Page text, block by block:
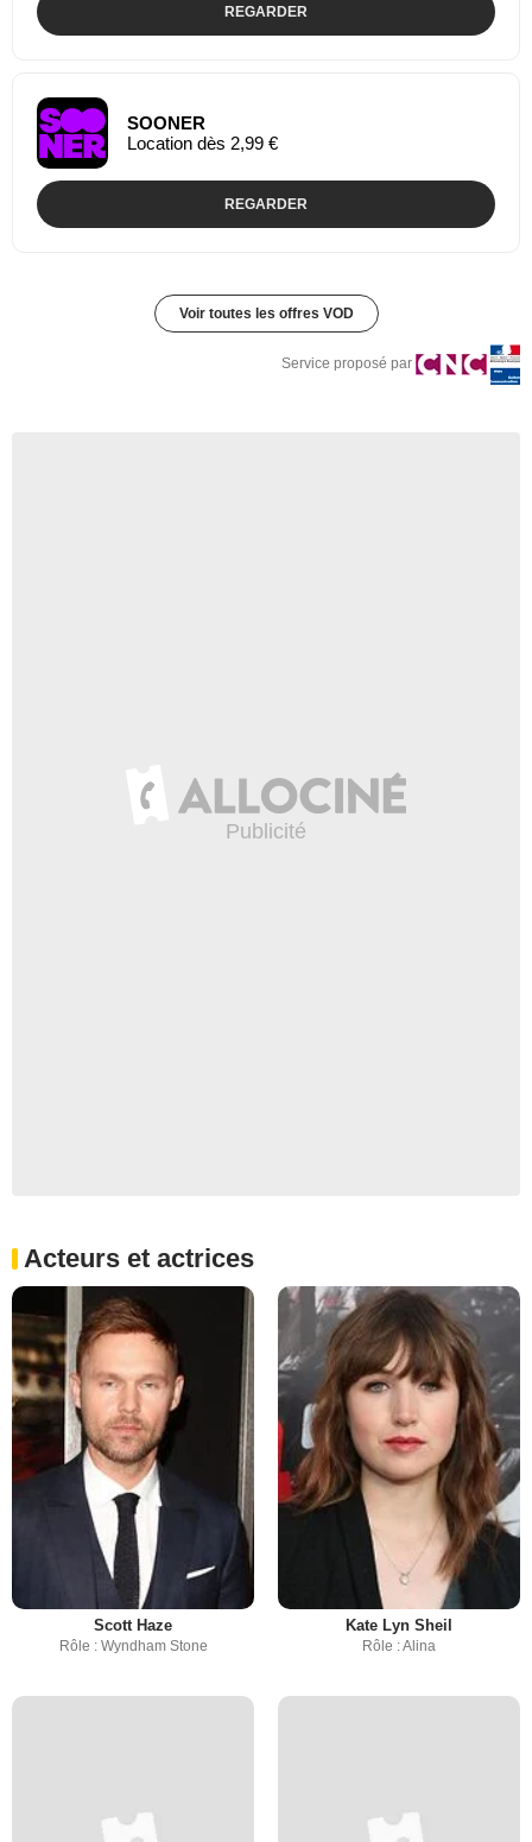
REGARDER
SOONER
Location dès 2,99 €
REGARDER
Voir toutes les offres VOD
Service proposé par
Acteurs et actrices
Scott Haze
Rôle : Wyndham Stone
Kate Lyn Sheil
Rôle : Alina